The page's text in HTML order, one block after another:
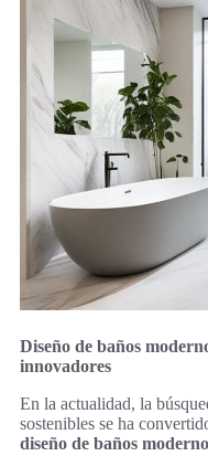
Diseño de baños
innovadores
En la actualidad, la
sostenibles se ha
diseño de baños